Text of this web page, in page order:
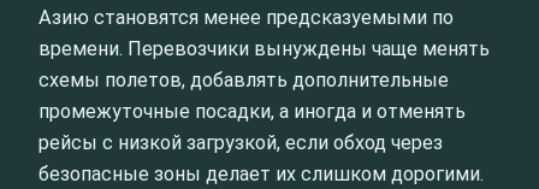
Азию становятся менее предсказуемыми по
времени. Перевозчики вынуждены чаще менять
схемы полетов, добавлять дополнительные
промежуточные посадки, а иногда и отменять
рейсы с низкой загрузкой, если обход через
безопасные зоны делает их слишком дорогими.